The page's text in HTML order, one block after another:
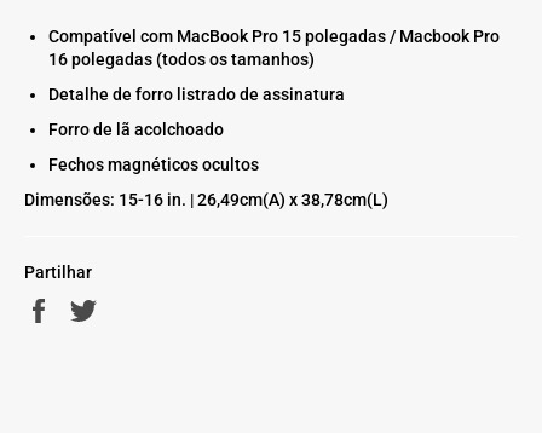
Compatível com MacBook Pro 15 polegadas / Macbook Pro
16 polegadas (todos os tamanhos)
Detalhe de forro listrado de assinatura
Forro de lã acolchoado
Fechos magnéticos ocultos
Dimensões: 15-16 in. | 26,49cm(A) x 38,78cm(L)
Partilhar
Partilhe
no